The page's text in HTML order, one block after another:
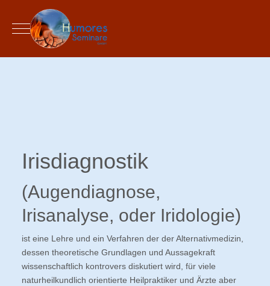
Mobile Menu Toggle
Irisdiagnostik
(Augendiagnose,
Irisanalyse, oder Iridologie)
ist eine Lehre und ein Verfahren der der Alternativmedizin,
dessen theoretische Grundlagen und Aussagekraft
wissenschaftlich kontrovers diskutiert wird, für viele
naturheilkundlich orientierte Heilpraktiker und Ärzte aber